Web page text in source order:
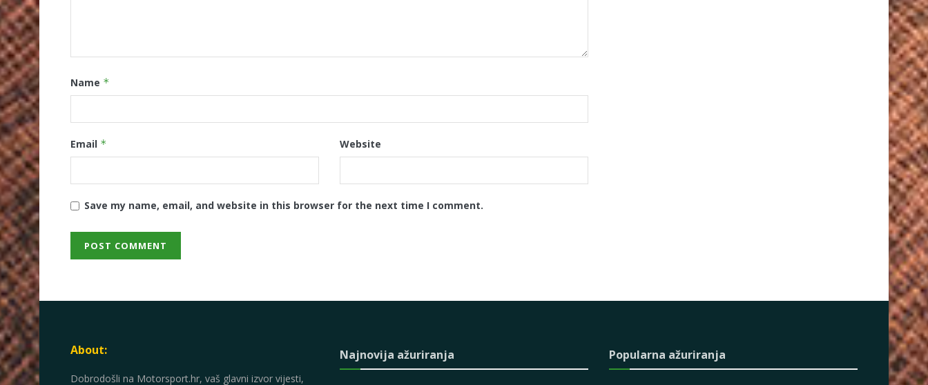
Name *
Email * Website
Save my name, email, and website in this browser for the next time I comment.
About:
Dobrodošli na Motorsport.hr, vaš glavni izvor vijesti,
Najnovija ažuriranja Popularna ažuriranja